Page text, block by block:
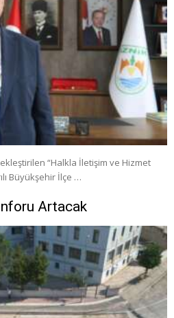
“Halkla İletişim ve Hizmet
Büyükşehir İlçe …
Artacak